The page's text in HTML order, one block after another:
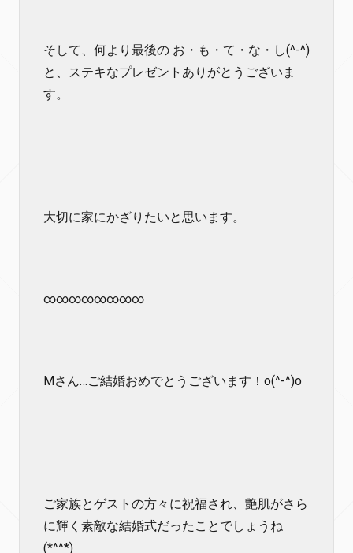
そして、何より最後の お・も・て・な・し(^-^)
と、ステキなプレゼントありがとうございま
す。
大切に家にかざりたいと思います。
∞∞∞∞∞∞∞∞
Mさん…ご結婚おめでとうございます！o(^-^)o
ご家族とゲストの方々に祝福され、艶肌がさら
に輝く素敵な結婚式だったことでしょうね
(*^^*)